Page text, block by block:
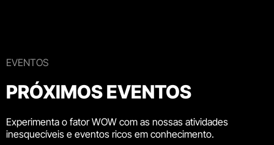
EVENTOS
PRÓXIMOS EVENTOS
Experimenta o fator WOW com as nossas atividades
inesquecíveis e eventos ricos em conhecimento.